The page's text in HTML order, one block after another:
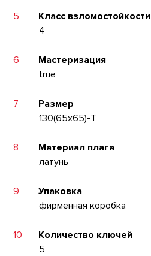
5
Класс взломостойкости
4
6
Мастеризация
true
7
Размер
130(65x65)-T
8
Материал плага
латунь
9
Упаковка
фирменная коробка
10
Количество ключей
5